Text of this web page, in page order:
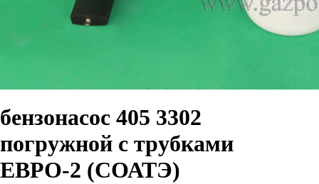
бензонасос 405 3302
погружной с трубками
ЕВРО-2 (СОАТЭ)